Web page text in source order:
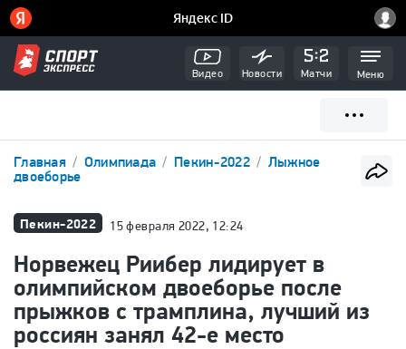
Видео Новости Матчи Меню
Главная Олимпиада Пекин-2022
Лыжное
двоеборье
Пекин-2022 15 февраля 2022, 12:24
Норвежец Риибер лидирует в
олимпийском двоеборье после
прыжков с трамплина, лучший из
россиян занял 42-е место